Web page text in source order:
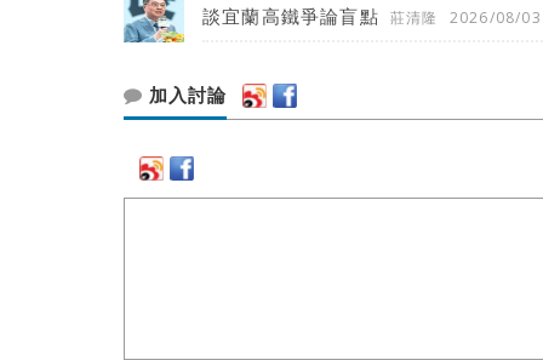
談宜蘭高鐵爭論盲點 莊清隆 2026/08/03
加入討論